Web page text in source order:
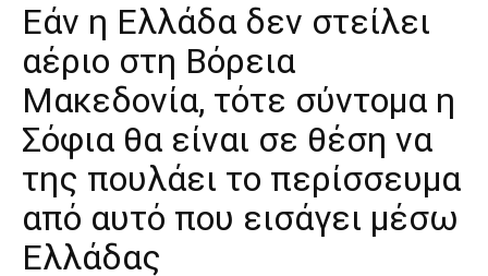
Εάν η Ελλάδα δεν στείλει
αέριο στη Βόρεια
Μακεδονία, τότε σύντομα η
Σόφια θα είναι σε θέση να
της πουλάει το περίσσευμα
από αυτό που εισάγει μέσω
Ελλάδας